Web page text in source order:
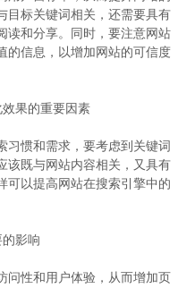
目标关键词相关，还需要具有
读和分享。同时，要注意网站
的信息，以增加网站的可信度
果的重要因素
习惯和需求，要考虑到关键词
该既与网站内容相关，又具有
可以提高网站在搜索引擎中的
影响
问性和用户体验，从而增加页